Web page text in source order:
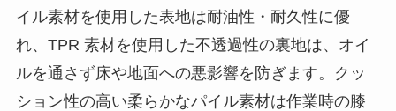
イル素材を使用した表地は耐油性・耐久性に優
れ、TPR 素材を使用した不透過性の裏地は、オイ
ルを通さず床や地面への悪影響を防ぎます。クッ
ション性の高い柔らかなパイル素材は作業時の膝